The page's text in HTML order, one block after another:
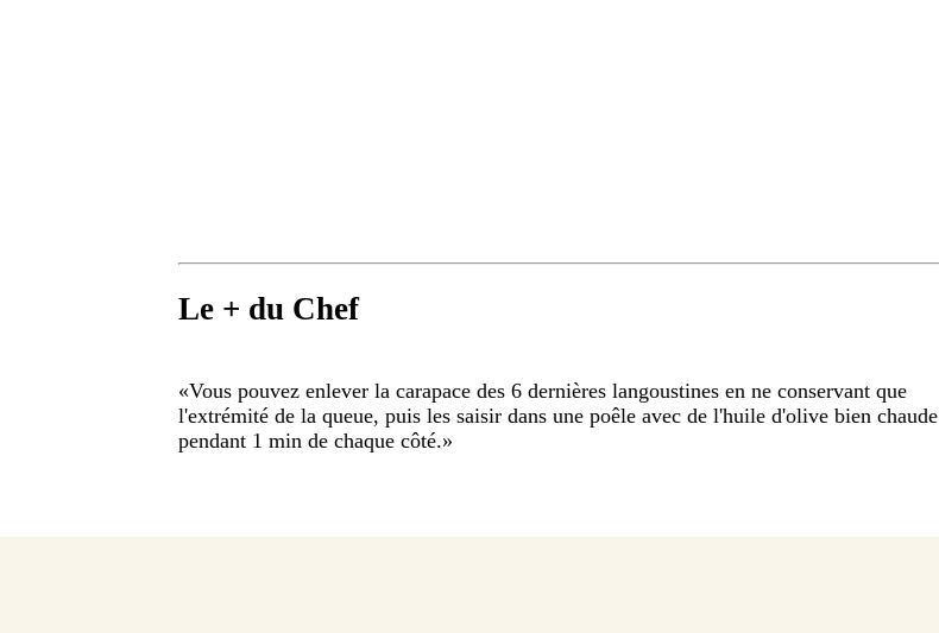
Le + du Chef
«Vous pouvez enlever la carapace des 6 dernières langoustines en ne conservant que
l'extrémité de la queue, puis les saisir dans une poêle avec de l'huile d'olive bien chaude
pendant 1 min de chaque côté.»